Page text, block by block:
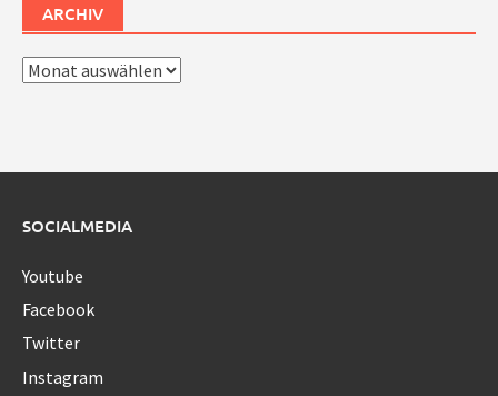
ARCHIV
Archiv
SOCIALMEDIA
Youtube
Facebook
Twitter
Instagram